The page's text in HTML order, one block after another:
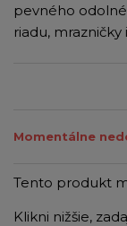
pevného
riadu,
Momentálne
Tento produkt
Klikni nižšie,